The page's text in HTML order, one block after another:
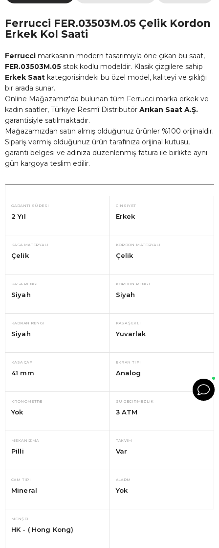
Ferrucci FER.03503M.05 Çelik Kordon
Erkek Kol Saati
Ferrucci markasının modern tasarımıyla öne çıkan bu saat,
FER.03503M.05 stok kodlu modeldir. Klasik çizgilere sahip
Erkek Saat kategorisindeki bu özel model, kaliteyi ve şıklığı
bir arada sunar.
Online Mağazamız'da bulunan tüm Ferrucci marka erkek ve
kadın saatler, Türkiye Resmî Distribütör Arıkan Saat A.Ş.
garantisiyle satılmaktadır.
Mağazamızdan satın almış olduğunuz ürünler %100 orijinaldir.
Sipariş vermiş olduğunuz ürün tarafınıza orijinal kutusu,
garanti belgesi ve adınıza düzenlenmiş fatura ile birlikte aynı
gün kargoya teslim edilir.
GARANTI SÜRESI
2 Yıl
CINSIYET
Erkek
KASA MATERYALI
Çelik
KORDON MATERYALI
Çelik
KASA RENGI
Siyah
KORDON RENGI
Siyah
KADRAN RENGI
Siyah
KASA ŞEKLI
Yuvarlak
KASA ÇAPI
41 mm
EKRAN TIPI
Analog
KRONOMETRE
Yok
SU GEÇIRMEZLIK
3 ATM
MEKANIZMA
Pilli
TAKVIM
Var
CAM TIPI
Mineral
ALARM
Yok
MENŞEI
HK - ( Hong Kong)